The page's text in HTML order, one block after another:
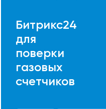
Битрикс24
для
поверки
газовых
счетчиков